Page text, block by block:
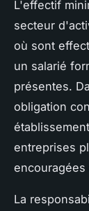
L'effectif
secteur
où sont
un salarié
présentes.
obligation
entreprises
La